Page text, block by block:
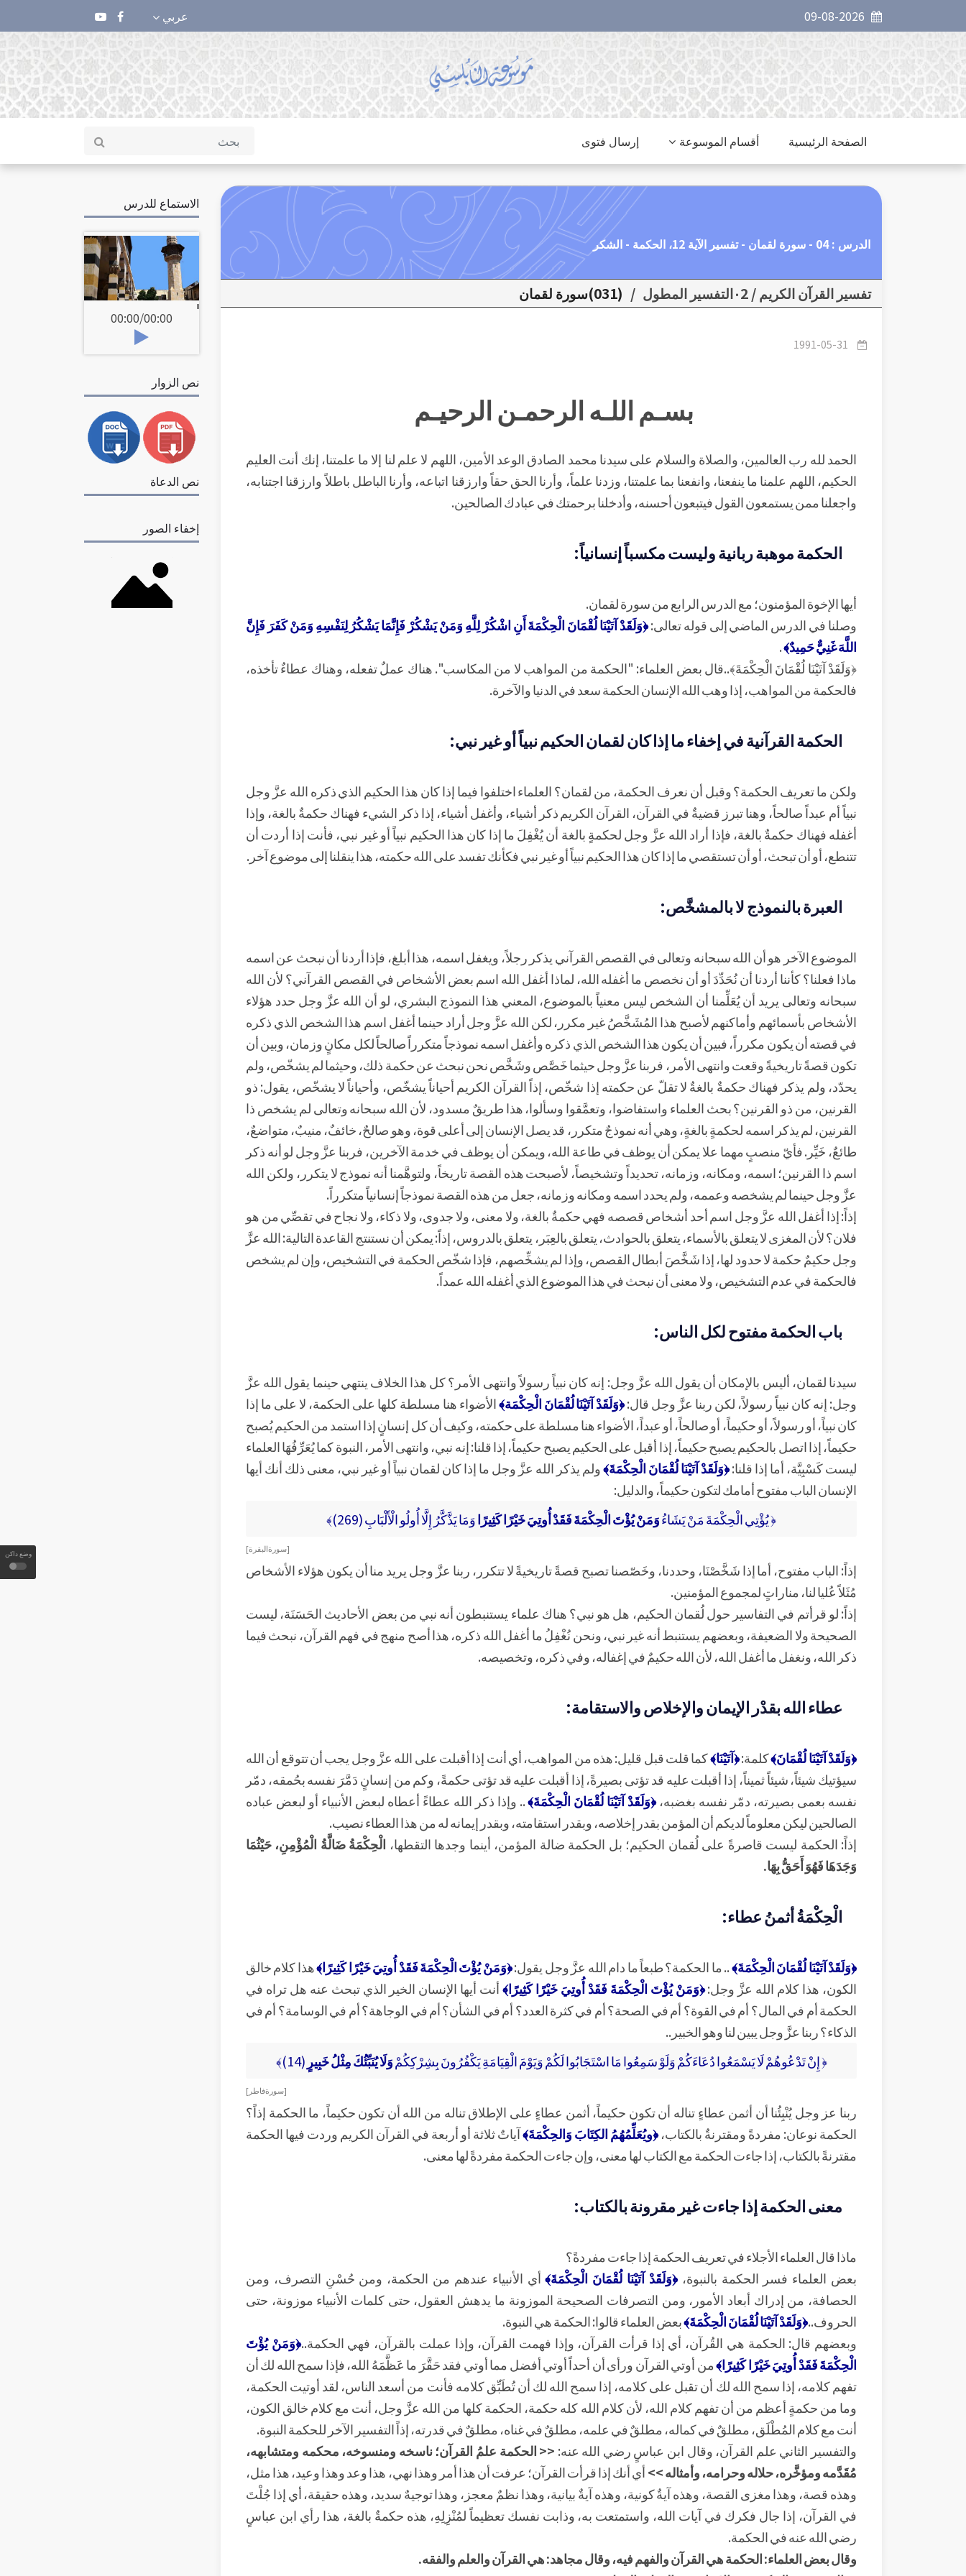
وضع داكن
عربي
الصفحة الرئيسية أقسام الموسوعة إرسال فتوى
الدرس : 04 - سورة لقمان - تفسير الآية 12، الحكمة - الشكر
تفسير القرآن الكريم / ٠2التفسير المطول / (031)سورة لقمان
1991-05-31
بسـم اللـه الرحمـن الرحيـم
الحمد لله رب العالمين، والصلاة والسلام على سيدنا محمد الصادق الوعد الأمين، اللهم لا علم لنا إلا ما علمتنا، إنك أنت العليم
الحكيم، اللهم علمنا ما ينفعنا، وانفعنا بما علمتنا، وزدنا علماً، وأرنا الحق حقاً وارزقنا اتباعه، وأرنا الباطل باطلاً وارزقنا اجتنابه،
واجعلنا ممن يستمعون القول فيتبعون أحسنه، وأدخلنا برحمتك في عبادك الصالحين.
الحكمة موهبة ربانية وليست مكسباً إنسانياً:
أيها الإخوة المؤمنون؛ مع الدرس الرابع من سورة لقمان.
وصلنا في الدرس الماضي إلى قوله تعالى:﴿وَلَقَدْ آتَيْنَا لُقْمَانَ الْحِكْمَةَ أَنِ اشْكُرْ لِلَّهِ وَمَنْ يَشْكُرْ فَإِنَّمَا يَشْكُرُ لِنَفْسِهِ وَمَنْ كَفَرَ فَإِنَّ
اللَّهَ غَنِيٌّ حَمِيدٌ﴾.
﴿وَلَقَدْ آتَيْنَا لُقْمَانَ الْحِكْمَةَ﴾..قال بعض العلماء: "الحكمة من المواهب لا من المكاسب". هناك عملٌ تفعله، وهناك عطاءٌ تأخذه،
فالحكمة من المواهب، إذا وهب الله الإنسان الحكمة سعد في الدنيا والآخرة.
الحكمة القرآنية في إخفاء ما إذا كان لقمان الحكيم نبياً أو غير نبي:
ولكن ما تعريف الحكمة؟ وقبل أن نعرف الحكمة، من لقمان؟ العلماء اختلفوا فيما إذا كان هذا الحكيم الذي ذكره الله عزَّ وجل
نبياً أم عبداً صالحاً، وهنا تبرز قضيةٌ في القرآن، القرآن الكريم ذكر أشياء، وأغفل أشياء، إذا ذكر الشيء فهناك حكمةٌ بالغة، وإذا
أغفله فهناك حكمةٌ بالغة، فإذا أراد الله عزَّ وجل لحكمةٍ بالغة أن يُغْفِلَ ما إذا كان هذا الحكيم نبياً أو غير نبي، فأنت إذا أردت أن
تتنطع، أو أن تبحث، أو أن تستقصي ما إذا كان هذا الحكيم نبياً أو غير نبي فكأنك تفسد على الله حكمته، هذا ينقلنا إلى موضوع آخر.
العبرة بالنموذج لا بالمشخَّص:
الموضوع الآخر هو أن الله سبحانه وتعالى في القصص القرآني يذكر رجلاً، ويغفل اسمه، هذا أبلغ، فإذا أردنا أن نبحث عن اسمه
ماذا فعلنا؟ كأننا أردنا أن نُحَدِّدَ أو أن نخصص ما أغفله الله، لماذا أغفل الله اسم بعض الأشخاص في القصص القرآني؟ لأن الله
سبحانه وتعالى يريد أن يُعَلِّمنا أن الشخص ليس معنياً بالموضوع، المعني هذا النموذج البشري، لو أن الله عزَّ وجل حدد هؤلاء
الأشخاص بأسمائهم وأماكنهم لأصبح هذا المُشَخَّصُ غير مكرر، لكن الله عزَّ وجل أراد حينما أغفل اسم هذا الشخص الذي ذكره
في قصته أن يكون مكرراً، فبين أن يكون هذا الشخص الذي ذكره وأغفل اسمه نموذجاً متكرراً صالحاً لكل مكانٍ وزمان، وبين أن
تكون قصةً تاريخيةً وقعت وانتهى الأمر، فربنا عزَّ وجل حيثما خَصَّص وشَخَّص نحن نبحث عن حكمة ذلك، وحيثما لم يشخّص، ولم
يحدّد، ولم يذكر فهناك حكمةٌ بالغةٌ لا تقلّ عن حكمته إذا شخّص، إذاً القرآن الكريم أحياناً يشخّص، وأحياناً لا يشخّص، يقول: ذو
القرنين، من ذو القرنين؟ بحث العلماء واستفاضوا، وتعمَّقوا وسألوا، هذا طريقٌ مسدود، لأن الله سبحانه وتعالى لم يشخص ذا
القرنين، لم يذكر اسمه لحكمةٍ بالغةٍ، وهي أنه نموذجٌ متكرر، قد يصل الإنسان إلى أعلى قوة، وهو صالحٌ، خائفٌ، منيبٌ، متواضعٌ،
طائعٌ، خَيِّر. فأيّ منصبٍ مهما علا يمكن أن يوظف في طاعة الله، ويمكن أن يوظف في خدمة الآخرين، فربنا عزَّ وجل لو أنه ذكر
اسم ذا القرنين؛ اسمه، ومكانه، وزمانه، تحديداً وتشخيصاً، لأصبحت هذه القصة تاريخاً، ولتوهَّمنا أنه نموذج لا يتكرر، ولكن الله
عزَّ وجل حينما لم يشخصه وعممه، ولم يحدد اسمه ومكانه وزمانه، جعل من هذه القصة نموذجاً إنسانياً متكرراً.
إذاً: إذا أغفل الله عزَّ وجل اسم أحد أشخاص قصصه فهي حكمةٌ بالغة، ولا معنى، ولا جدوى، ولا ذكاء، ولا نجاح في تقصِّي من هو
فلان؟ لأن المغزى لا يتعلق بالأسماء، يتعلق بالحوادث، يتعلق بالعِبَر، يتعلق بالدروس، إذاً: يمكن أن نستنتج القاعدة التالية: الله عزَّ
وجل حكيمٌ حكمة لا حدود لها، إذا شَخَّصَ أبطال القصص، وإذا لم يشخِّصهم، فإذا شخّص الحكمة في التشخيص، وإن لم يشخص
فالحكمة في عدم التشخيص، ولا معنى أن نبحث في هذا الموضوع الذي أغفله الله عمداً.
باب الحكمة مفتوح لكل الناس:
سيدنا لقمان، أليس بالإمكان أن يقول الله عزَّ وجل: إنه كان نبياً رسولاً وانتهى الأمر؟ كل هذا الخلاف ينتهي حينما يقول الله عزَّ
وجل: إنه كان نبياً رسولاً، لكن ربنا عزَّ وجل قال:﴿وَلَقَدْ آتَيْنَا لُقْمَانَ الْحِكْمَة﴾الأضواء هنا مسلطة كلها على الحكمة، لا على ما إذا
كان نبياً، أو رسولاً، أو حكيماً، أو صالحاً، أو عبداً، الأضواء هنا مسلطة على حكمته، وكيف أن كل إنسانٍ إذا استمد من الحكيم يُصبح
حكيماً، إذا اتصل بالحكيم يصبح حكيماً، إذا أقبل على الحكيم يصبح حكيماً، إذا قلنا: إنه نبي، وانتهى الأمر، النبوة كما يُعَرِّفُهَا العلماء
ليست كَسْبِيَّة، أما إذا قلنا:﴿وَلَقَدْ آتَيْنَا لُقْمَانَ الْحِكْمَةَ﴾ولم يذكر الله عزَّ وجل ما إذا كان لقمان نبياً أو غير نبي، معنى ذلك أنك أيها
الإنسان الباب مفتوح أمامك لتكون حكيماً، والدليل:
﴿ يُؤْتِي الْحِكْمَةَ مَنْ يَشَاءُوَمَنْ يُؤْتَ الْحِكْمَةَ فَقَدْ أُوتِيَ خَيْرًا كَثِيرًاوَمَا يَذَّكَّرُ إِلَّا أُولُو الْأَلْبَابِ (269)﴾
[ سورة البقرة ]
إذاً: الباب مفتوح، أما إذا شَخَّصْنَا، وحددنا، وخَصّصنا تصبح قصةً تاريخيةً لا تتكرر، ربنا عزَّ وجل يريد منا أن يكون هؤلاء الأشخاص
مُثَلاً عُليا لنا، مناراتٍ لمجموع المؤمنين.
إذاً: لو قرأتم في التفاسير حول لُقمان الحكيم، هل هو نبي؟ هناك علماء يستنبطون أنه نبي من بعض الأحاديث الحَسَنَة، ليست
الصحيحة ولا الضعيفة، وبعضهم يستنبط أنه غير نبي، ونحن نُغْفِلُ ما أغفل الله ذكره، هذا أصح منهج في فهم القرآن، نبحث فيما
ذكر الله، ونغفل ما أغفل الله، لأن الله حكيمٌ في إغفاله، وفي ذكره، وتخصيصه.
عطاء الله بقدْر الإيمان والإخلاص والاستقامة:
﴿وَلَقَدْ آتَيْنَا لُقْمَانَ﴾كلمة:﴿آتَيْنَا﴾كما قلت قبل قليل: هذه من المواهب، أي أنت إذا أقبلت على الله عزَّ وجل يجب أن تتوقع أن الله
سيؤتيك شيئاً، شيئاً ثميناً، إذا أقبلت عليه قد تؤتى بصيرةً، إذا أقبلت عليه قد تؤتى حكمةً، وكم من إنسانٍ دَمَّرَ نفسه بحُمقه، دمّر
نفسه بعمى بصيرته، دمّر نفسه بغضبه،﴿وَلَقَدْ آتَيْنَا لُقْمَانَ الْحِكْمَةَ﴾.. وإذا ذكر الله عطاءً أعطاه لبعض الأنبياء أو لبعض عباده
الصالحين ليكن معلوماً لديكم أن المؤمن بقدر إخلاصه، وبقدر استقامته، وبقدر إيمانه له من هذا العطاء نصيب.
إذاً: الحكمة ليست قاصرةً على لُقمان الحكيم؛ بل الحكمة ضالة المؤمن، أينما وجدها التقطها، الْحِكْمَةُ ضَالَّةُ الْمُؤْمِنِ، حَيْثُمَا
وَجَدَهَا فَهُوَ أَحَقُّ بِهَا.
الْحِكْمَةُ أثمنُ عطاء:
﴿وَلَقَدْ آتَيْنَا لُقْمَانَ الْحِكْمَةَ﴾.. ما الحكمة؟ طبعاً ما دام الله عزَّ وجل يقول:﴿وَمَنْ يُؤْتَ الْحِكْمَةَ فَقَدْ أُوتِيَ خَيْرًا كَثِيرًا﴾هذا كلام خالق
الكون، هذا كلام الله عزَّ وجل:﴿وَمَنْ يُؤْتَ الْحِكْمَةَ فَقَدْ أُوتِيَ خَيْرًا كَثِيرًا﴾أنت أيها الإنسان الخير الذي تبحث عنه هل تراه في
الحكمة أم في المال؟ أم في القوة؟ أم في الصحة؟ أم في كثرة العدد؟ أم في الشأن؟ أم في الوجاهة؟ أم في الوسامة؟ أم في
الذكاء؟ ربنا عزَّ وجل يبين لنا وهو الخبير..
﴿ إِنْ تَدْعُوهُمْ لَا يَسْمَعُوا دُعَاءَكُمْ وَلَوْ سَمِعُوا مَا اسْتَجَابُوا لَكُمْ وَيَوْمَ الْقِيَامَةِ يَكْفُرُونَ بِشِرْكِكُمْوَلَا يُنَبِّئُكَ مِثْلُ خَبِيرٍ (14)﴾
[ سورة فاطر ]
ربنا عز وجل يُنْبِئُنا أن أثمن عطاءٍ تناله أن تكون حكيماً، أثمن عطاءٍ على الإطلاق تناله من الله أن تكون حكيماً، ما الحكمة إذاً؟
الحكمة نوعان: مفردةً ومقترنةٌ بالكتاب،﴿ويُعَلِّمُهُمُ الكِتَابَ وَالحِكْمَةَ﴾آياتٌ ثلاثة أو أربعة في القرآن الكريم وردت فيها الحكمة
مقترنةً بالكتاب، إذا جاءت الحكمة مع الكتاب لها معنى، وإن جاءت الحكمة مفردةً لها معنى.
معنى الحكمة إذا جاءت غير مقرونة بالكتاب:
ماذا قال العلماء الأجلاء في تعريف الحكمة إذا جاءت مفردةً؟
بعض العلماء فسر الحكمة بالنبوة، ﴿وَلَقَدْ آتَيْنَا لُقْمَانَ الْحِكْمَةَ﴾ أي الأنبياء عندهم من الحكمة، ومن حُسْنِ التصرف، ومن
الحصافة، من إدراك أبعاد الأمور، ومن التصرفات الصحيحة الموزونة ما يدهش العقول، حتى كلمات الأنبياء موزونة، حتى
الحروف..﴿وَلَقَدْ آتَيْنَا لُقْمَانَ الْحِكْمَةَ﴾بعض العلماء قالوا: الحكمة هي النبوة.
وبعضهم قال: الحكمة هي القُرآن، أي إذا قرأت القرآن، وإذا فهمت القرآن، وإذا عملت بالقرآن، فهي الحكمة..﴿وَمَنْ يُؤْتَ
الْحِكْمَةَ فَقَدْ أُوتِيَ خَيْرًا كَثِيرًا﴾من أوتي القرآن ورأى أن أحداً أوتي أفضل مما أوتي فقد حَقَّرَ ما عَظَّمَهُ الله، فإذا سمح الله لك أن
تفهم كلامه، إذا سمح الله لك أن تقبل على كلامه، إذا سمح الله لك أن تُطَبِّق كلامه فأنت من أسعد الناس، لقد أوتيت الحكمة،
وما من حكمةٍ أعظم من أن تفهم كلام الله، لأن كلام الله كله حكمة، الحكمة كلها من الله عزَّ وجل، أنت مع كلام خالق الكون،
أنت مع كلام المُطْلَق، مطلقٌ في كماله، مطلقٌ في علمه، مطلقٌ في غناه، مطلقٌ في قدرته، إذاً التفسير الآخر للحكمة النبوة.
والتفسير الثاني علم القرآن، وقال ابن عباسٍ رضي الله عنه: << الحكمة علمُ القرآن؛ ناسخه ومنسوخه، محكمه ومتشابهه،
مُقَدَّمه ومؤخَّره، حلاله وحرامه، وأمثاله >>أي أنك إذا قرأت القرآن؛ عرفت أن هذا أمر وهذا نهي، هذا وعد وهذا وعيد، هذا مثل،
وهذه قصة، وهذا مغزى القصة، وهذه آيةٌ كونية، وهذه آيةٌ بيانية، وهذا نظمٌ معجز، وهذا توجيهٌ سديد، وهذه حقيقة، أي إذا جُلْتَ
في القرآن، إذا جال فكرك في آيات الله، واستمتعت به، وذابت نفسك تعظيماً لمُنْزِلِهِ، هذه حكمةٌ بالغة، هذا رأي ابن عباسٍ
رضي الله عنه في الحكمة.
وقال بعض العلماء: الحكمة هي القرآن والفهم فيه، وقال مجاهد: هي القرآن والعلم والفقه.
الاستماع للدرس
00:00/00:00
نص الزوار
نص الدعاة
إخفاء الصور